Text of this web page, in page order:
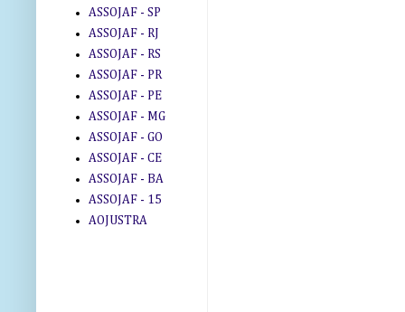
ASSOJAF - SP
ASSOJAF - RJ
ASSOJAF - RS
ASSOJAF - PR
ASSOJAF - PE
ASSOJAF - MG
ASSOJAF - GO
ASSOJAF - CE
ASSOJAF - BA
ASSOJAF - 15
AOJUSTRA